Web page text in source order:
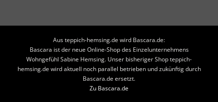
Aus teppich-hemsing.de wird Bascara.de:
Bascara ist der neue Online-Shop des Einzelunternehmens
Wohngefühl Sabine Hemsing. Unser bisheriger Shop teppich-
hemsing.de wird aktuell noch parallel betrieben und zukünftig durch
Bascara.de ersetzt.
Zu Bascara.de